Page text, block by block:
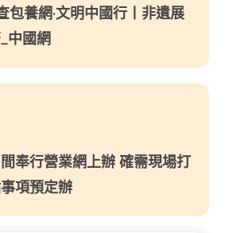
包養網·文明中國行丨非遺展
中國網
奉行營業網上辦 確需現場打
項預定辦